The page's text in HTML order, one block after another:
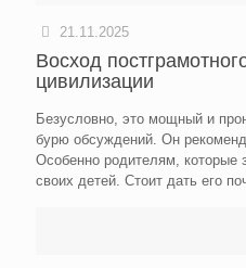
21.11.2025
Восход
цивилизации
Безусловно, это мощный и
бурю обсуждений. Он
Особенно родителям,
своих детей. Стоит дать его